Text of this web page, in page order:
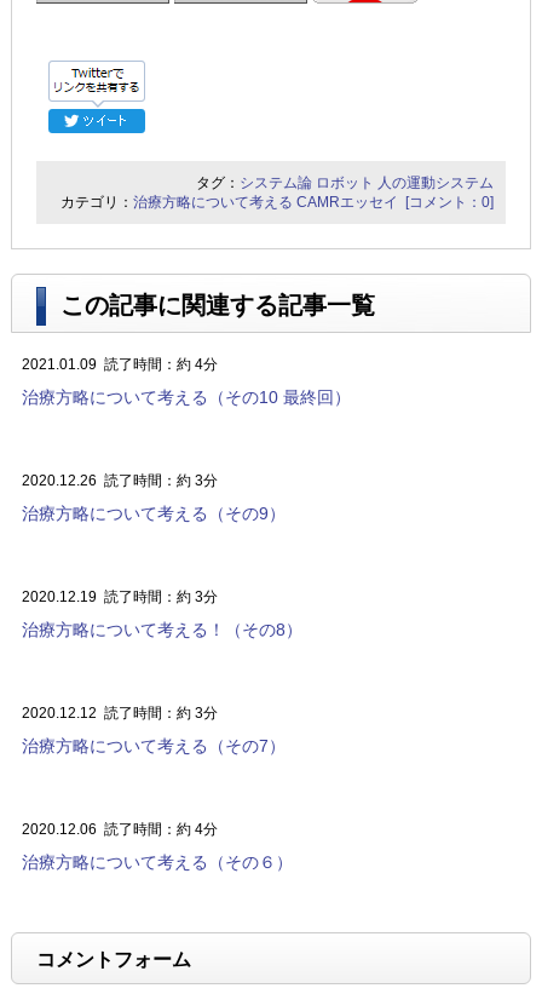
タグ： システム論 ロボット 人の運動システム
カテゴリ：治療方略について考える CAMRエッセイ [コメント：0]
この記事に関連する記事一覧
2021.01.09 読了時間：約 4分
治療方略について考える（その10 最終回）
2020.12.26 読了時間：約 3分
治療方略について考える（その9）
2020.12.19 読了時間：約 3分
治療方略について考える！（その8）
2020.12.12 読了時間：約 3分
治療方略について考える（その7）
2020.12.06 読了時間：約 4分
治療方略について考える（その６）
コメントフォーム